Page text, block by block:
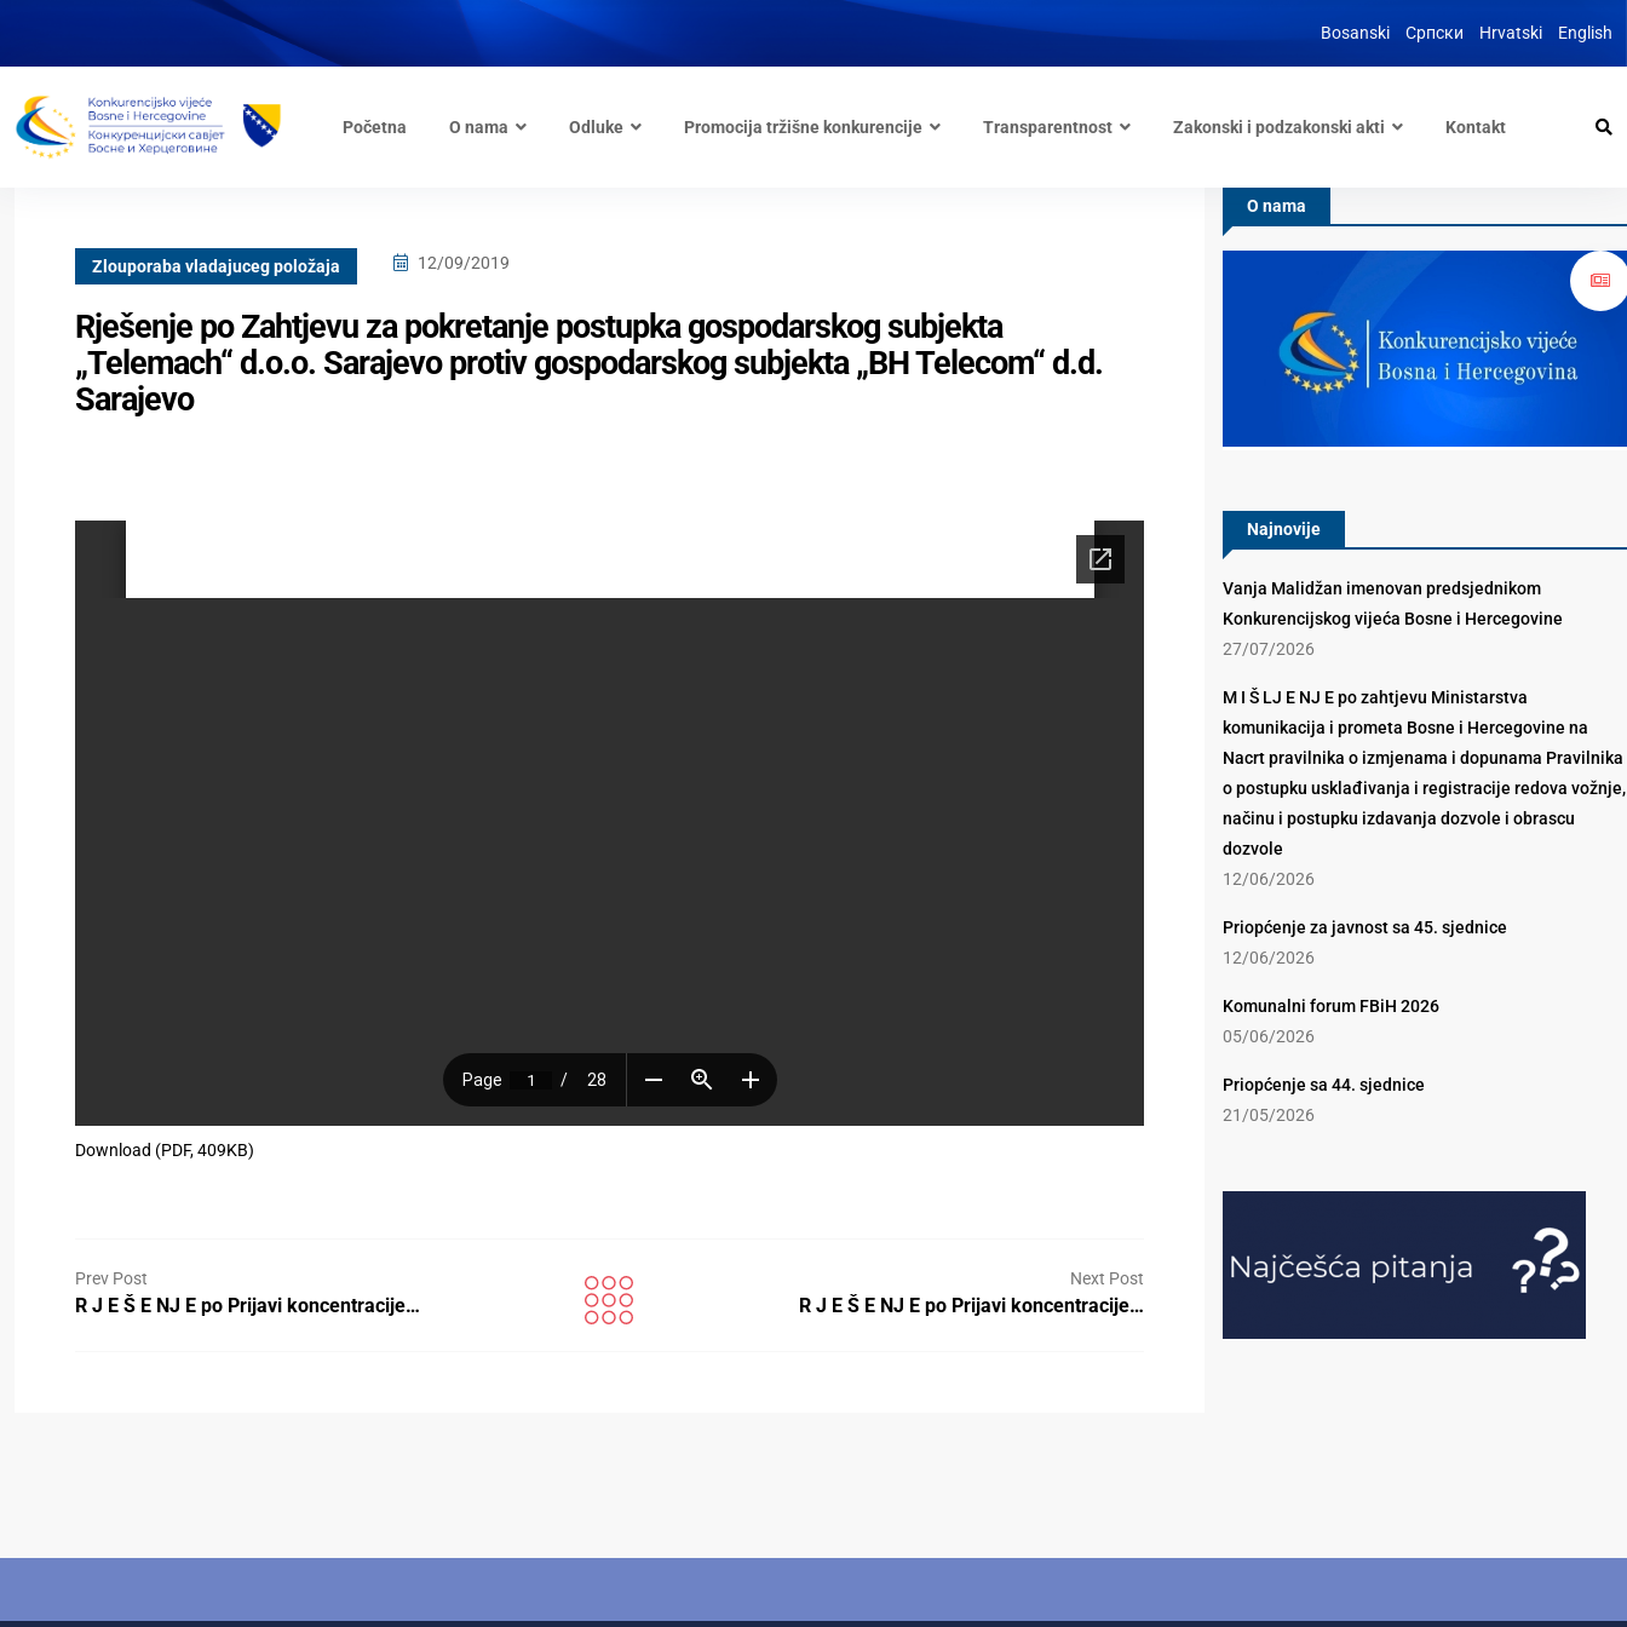
Bosanski Српски Hrvatski English
Početna O nama Odluke Promocija tržišne konkurencije Transparentnost Zakonski i podzakonski akti Kontakt
Zlouporaba vladajuceg položaja 12/09/2019
Rješenje po Zahtjevu za pokretanje postupka gospodarskog subjekta
„Telemach“ d.o.o. Sarajevo protiv gospodarskog subjekta „BH Telecom“ d.d.
Sarajevo
Download (PDF, 409KB)
Prev Post
R J E Š E NJ E po Prijavi koncentracije…
Next Post
R J E Š E NJ E po Prijavi koncentracije…
O nama
Najnovije
Vanja Malidžan imenovan predsjednikom
Konkurencijskog vijeća Bosne i Hercegovine
27/07/2026
M I Š LJ E NJ E po zahtjevu Ministarstva
komunikacija i prometa Bosne i Hercegovine na
Nacrt pravilnika o izmjenama i dopunama Pravilnika
o postupku usklađivanja i registracije redova vožnje,
načinu i postupku izdavanja dozvole i obrascu
dozvole
12/06/2026
Priopćenje za javnost sa 45. sjednice
12/06/2026
Komunalni forum FBiH 2026
05/06/2026
Priopćenje sa 44. sjednice
21/05/2026